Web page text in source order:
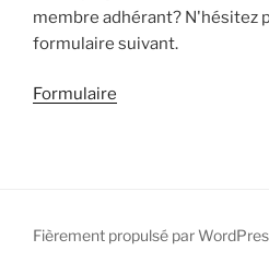
membre adhérant? N'hésitez
formulaire suivant.
Formulaire
Fièrement propulsé par